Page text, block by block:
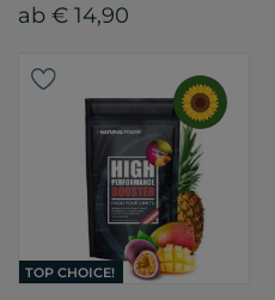
ab € 14,90
TOP CHOICE!